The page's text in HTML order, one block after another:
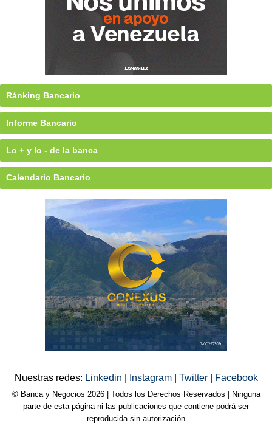
Ránking Bancario
Informe Bancario
Lo + y lo - de la banca
Calendario Bancario
Nuestras redes: Linkedin Instagram Twitter Facebook
© Banca y Negocios 2026 | Todos los Derechos Reservados | Ninguna
parte de esta página ni las publicaciones que contiene podrá ser
reproducida sin autorización